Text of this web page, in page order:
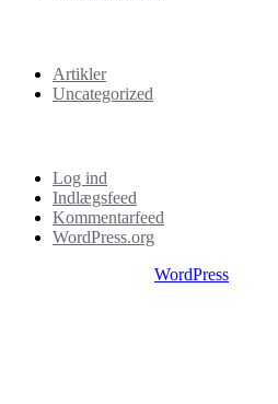
Artikler
Uncategorized
Log ind
Indlægsfeed
Kommentarfeed
WordPress.org
WordPress